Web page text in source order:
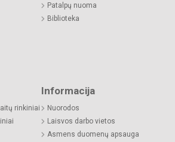
Patalpų nuoma
Biblioteka
rinkiniai
Informacija
Nuorodos
Laisvos darbo vietos
Asmens duomenų apsauga